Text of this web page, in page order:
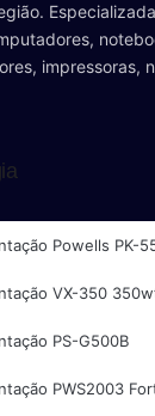
impressoras,
Powells PK-
VX-350
PS-G500B
PWS2003